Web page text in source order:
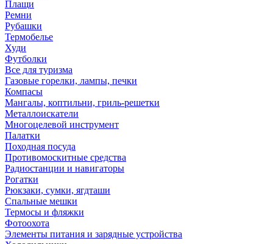
Плащи
Ремни
Рубашки
Термобелье
Худи
Футболки
Все для туризма
Газовые горелки, лампы, печки
Компасы
Мангалы, коптильни, гриль-решетки
Металлоискатели
Многоцелевой инструмент
Палатки
Походная посуда
Противомоскитные средства
Радиостанции и навигаторы
Рогатки
Рюкзаки, сумки, ягдташи
Спальные мешки
Термосы и фляжки
Фотоохота
Элементы питания и зарядные устройства